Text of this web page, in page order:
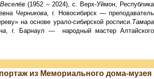
(1952 – 2024), с. Верх-Уймон, Республика
Черникова, г. Новосибирск — преподаватель
на основе урало-сибирской росписи.Тамара
, г. Барнаул — народный мастер Алтайского
из Мемориального дома-музея